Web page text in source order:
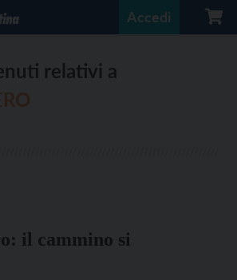
Accedi
relativi a
il cammino si